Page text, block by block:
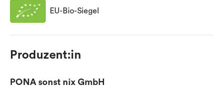
EU-Bio-Siegel
Produzent:in
PONA sonst nix GmbH